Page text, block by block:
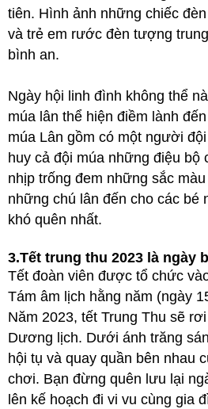
tiên. Hình ảnh những chiếc
và trẻ em rước đèn tượng
bình an.
Ngày hội linh đình không thể
múa lân thể hiện điềm lành
múa Lân gồm có một người
huy cả đội múa những điệu bộ
nhịp trống đem những sắc
những chú lân đến cho các bé
khó quên nhất.
3.Tết trung thu 2023 là ngày
Tết đoàn viên được tổ chức
Tám âm lịch hằng năm (ngày
Năm 2023, tết Trung Thu sẽ
Dương lịch. Dưới ánh trăng
hội tụ và quay quần bên nhau
chơi. Bạn đừng quên lưu lại
lên kế hoạch đi vi vu cùng gia